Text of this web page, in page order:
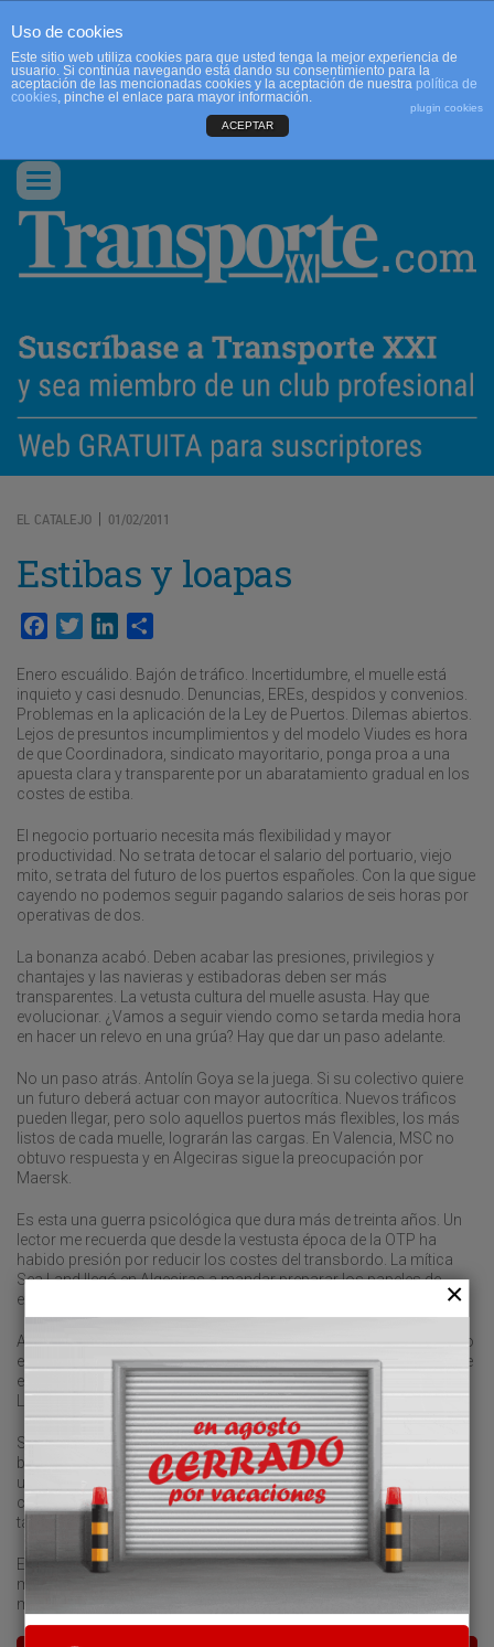
CONTACTO
Conmutar
navegación
EL CATALEJO | 01/02/2011
Estibas y loapas
Facebook
TwitterLinkedIn
Enero escuálido. Bajón de tráfico. Incertidumbre, el muelle está
inquieto y casi desnudo. Denuncias, EREs, despidos y convenios.
Problemas en la aplicación de la Ley de Puertos. Dilemas abiertos.
Lejos de presuntos incumplimientos y del modelo Viudes es hora
de que Coordinadora, sindicato mayoritario, ponga proa a una
apuesta clara y transparente por un abaratamiento gradual en los
costes de estiba.
El negocio portuario necesita más flexibilidad y mayor
productividad. No se trata de tocar el salario del portuario, viejo
mito, se trata del futuro de los puertos españoles. Con la que sigue
cayendo no podemos seguir pagando salarios de seis horas por
operativas de dos.
La bonanza acabó. Deben acabar las presiones, privilegios y
chantajes y las navieras y estibadoras deben ser más
transparentes. La vetusta cultura del muelle asusta. Hay que
evolucionar. ¿Vamos a seguir viendo como se tarda media hora
en hacer un relevo en una grúa? Hay que dar un paso adelante.
No un paso atrás. Antolín Goya se la juega. Si su colectivo quiere
un futuro deberá actuar con mayor autocrítica. Nuevos tráficos
pueden llegar, pero solo aquellos puertos más flexibles, los más
listos de cada muelle, lograrán las cargas. En Valencia, MSC no
obtuvo respuesta y en Algeciras sigue la preocupación por
Maersk.
Es esta una guerra psicológica que dura más de treinta años. Un
lector me recuerda que desde la vestusta época de la OTP ha
habido presión por reducir los costes del transbordo. La mítica
Sea Land llegó en Algeciras a mandar preparar los papeles de
exportación de las grúas.
A esa niebla del Estrecho hay que unir el jaleo de las tasas. Laxe no
entró en la polémica, aunque el diputado De la Encina confesó que
en el affaire andaluz echó de menos la coordinación del gallego.
Los puertos ya no pueden funcionar bajo un cártel.
Se necesita una autonomía real. Usando bien coeficientes y
bonificaciones si un puerto no sabe gestionar sus tráficos y hay
un enclave vecino que lo hace mejor, el tráfico se irá. Adiós a la
cautividad. Los puertos pedirán más flexibilidad, más libertad
tarifaria en unos años, hasta sin topes, ya lo verán.
El horizonte es la competencia, sin tutelas, ni loapas, puro
mercado. A ver cómo casan este modelo con la política de
mercado único que abandera Mariano Rajoy. Todo un reto.
Uso de cookies
Este sitio web utiliza cookies para que usted tenga la mejor experiencia de
usuario. Si continúa navegando está dando su consentimiento para la
aceptación de las mencionadas cookies y la aceptación de nuestra política de
cookies, pinche el enlace para mayor información.
plugin cookies
ACEPTAR